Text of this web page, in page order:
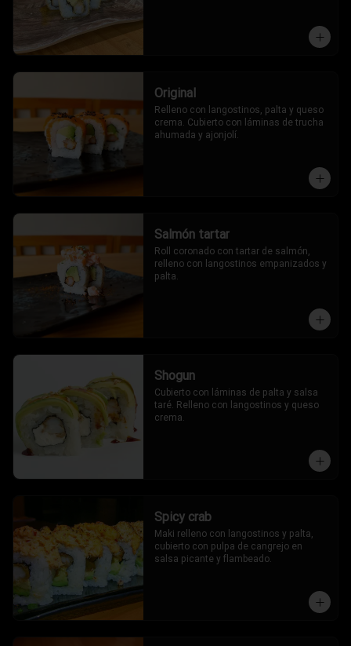
Original
Relleno con langostinos, palta y queso
crema. Cubierto con láminas de trucha
ahumada y ajonjolí.
Salmón tartar
Roll coronado con tartar de salmón,
relleno con langostinos empanizados y
palta.
Shogun
Cubierto con láminas de palta y salsa
taré. Relleno con langostinos y queso
crema.
Spicy crab
Maki relleno con langostinos y palta,
cubierto con pulpa de cangrejo en
salsa picante y flambeado.